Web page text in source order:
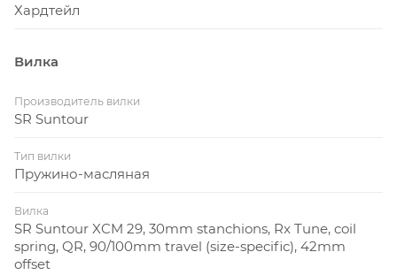
Хардтейл
Вилка
Производитель вилки
SR Suntour
Тип вилки
Пружино-масляная
Вилка
SR Suntour XCM 29, 30mm stanchions, Rx Tune, coil
spring, QR, 90/100mm travel (size-specific), 42mm
offset